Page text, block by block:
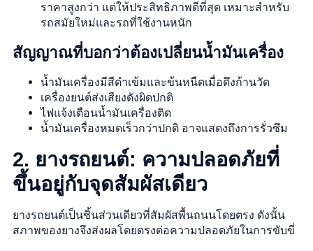
ราคาสูงกว่า แต่ให้ประสิทธิภาพดีที่สุด เหมาะสำหรับ
รถสมัยใหม่และรถที่ใช้งานหนัก
สัญญาณที่บอกว่าต้องเปลี่ยนน้ำมันเครื่อง
น้ำมันเครื่องมีสีดำเข้มและข้นหนืดเมื่อดึงก้านวัด
เครื่องยนต์ส่งเสียงดังผิดปกติ
ไฟแจ้งเตือนน้ำมันเครื่องติด
น้ำมันเครื่องหมดเร็วกว่าปกติ อาจแสดงถึงการรั่วซึม
2. ยางรถยนต์: ความปลอดภัยที่
ขึ้นอยู่กับจุดสัมผัสเดียว
ยางรถยนต์เป็นชิ้นส่วนเดียวที่สัมผัสพื้นถนนโดยตรง ดังนั้น
สภาพของยางจึงส่งผลโดยตรงต่อความปลอดภัยในการขับขี่